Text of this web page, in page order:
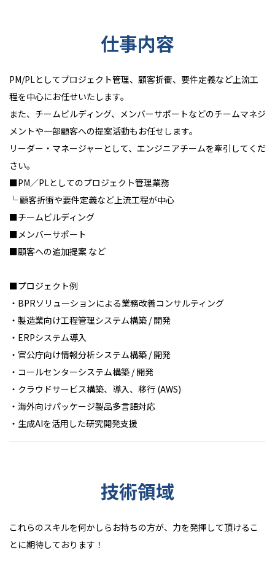
仕事内容
PM/PLとしてプロジェクト管理、顧客折衝、要件定義など上流工
程を中心にお任せいたします。
また、チームビルディング、メンバーサポートなどのチームマネジ
メントや一部顧客への提案活動もお任せします。
リーダー・マネージャーとして、エンジニアチームを牽引してくだ
さい。
■PM／PLとしてのプロジェクト管理業務
└ 顧客折衝や要件定義など上流工程が中心
■チームビルディング
■メンバーサポート
■顧客への追加提案 など
■プロジェクト例
・BPRソリューションによる業務改善コンサルティング
・製造業向け工程管理システム構築 / 開発
・ERPシステム導入
・官公庁向け情報分析システム構築 / 開発
・コールセンターシステム構築 / 開発
・クラウドサービス構築、導入、移行 (AWS)
・海外向けパッケージ製品多言語対応
・生成AIを活用した研究開発支援
技術領域
これらのスキルを何かしらお持ちの方が、力を発揮して頂けるこ
とに期待しております！